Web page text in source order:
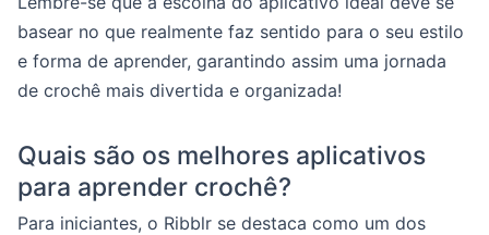
basear no que realmente faz sentido para o seu estilo
e forma de aprender, garantindo assim uma jornada
de crochê mais divertida e organizada!
Quais são os melhores aplicativos
para aprender crochê?
Para iniciantes, o Ribblr se destaca como um dos